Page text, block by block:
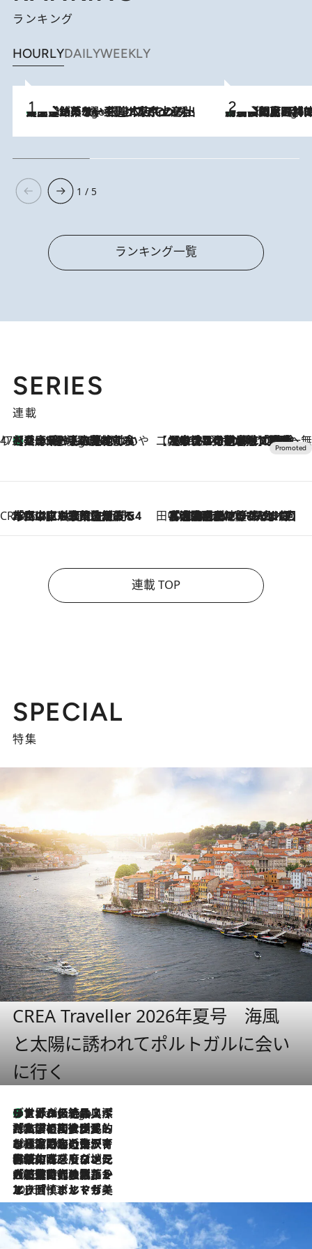
ランキング
HOURLYDAILYWEEKLY
7 Hours Ago
【間違いのない王道・東京土産】資生堂パーラー 銀座本店でのみ出会える銘菓5選《極上プディング・濃厚チーズケーキ・ボンボンショコラほか》 7 Hours Ago
「最後に見られてよかった」上野動物園の東園パンダ舎が解体前に特別公開。8月16日まで延長されたパネル展と共に辿る“半世紀”のパンダ飼育《解体工事の図面あり》
1 / 5
ランキング一覧
SERIES
連載
47都道府県の手みやげ ひんやりスイーツで夏を満喫
7 Hours Ago
【兵庫県】この夏絶対食べたい 冷やしておいしいおやつ3選 淡路島の恵みをジェラートに集約 【CREA×星野リゾート】唯一無二。癒しと発見が待つ場所へ
2026.8.7
【トンボの足水浴】ヒノキの香りに包まれて涼感マックス！約13℃の湧水かけ流しを避暑地「星野温泉 トンボの湯」で体験
CREA'S CHOICE
2026.8.7
「立川にも歌舞伎があるんだよ」 片岡仁左衛門・市川中車ら豪華座組みで4年目の立川立飛歌舞伎へ 田中稲の勝手に再ブーム
2026.8.7
「湘南乃風に憧れて」観客大盛上がりの“タオル回し”に、ラッパー顔負けの高速歌唱まで…さだまさし（74）のアグレッシブすぎる現在地
連載 TOP
SPECIAL
特集
CREA Traveller 2026年夏号 海風
と太陽に誘われてポルトガルに会い
に行く
7 Hours Ago
リスボンの絶品スイーツ「パステル・デ・ナタ」とは？ポルトガル伝統の奥深い世界へ
2026.7.27
「私の祖国はポルトガル語です」国民的詩人フェルナンド・ペソアと、彼が愛した文学の街を歩く
2026.7.26
ポルトガル近海が育む極上の海の幸。キリリと冷えた白ワインと愉しむ、シーフード専門店の贅沢
2026.7.22
伝統の味をモダンに昇華。高感度な地元客が集う、リスボンの最旬ガストロノミー
2026.7.21
大航海時代の栄華から、震災、独裁、そして革命へ。ポルトガル・首都リスボンの石畳に刻まれた「歴史の光と影」
2026.7.13
エッセイ・ヤマザキマリ「慎ましくも美しき国 ポルトガル」